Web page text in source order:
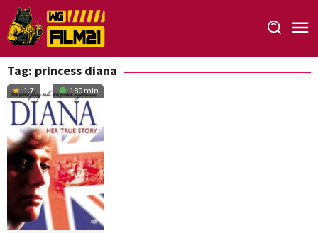
Loncat
ke
konten
Tag: princess diana
1.7 180 min